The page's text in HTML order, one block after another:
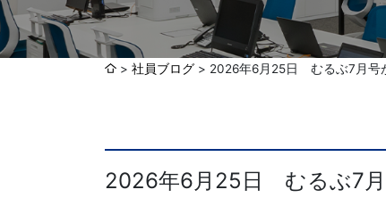
会社概要
認証取得
ランディングページ制作
Web分析・改善・コンサルティング
インターネット広告代行
社員ブログ 2026年6月25日 むるぶ7月号
2026年6月25日 むるぶ7月